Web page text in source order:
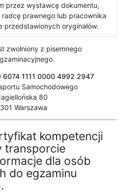
przez wystawcę dokumentu,
prawnego lub pracownika
przedstawionych oryginałów.
zwolniony z pisemnego
6074 1111 0000 4992 2947
Samochodowego
80
Warszawa
kompetencji
transporcie
dla osób
do egzaminu